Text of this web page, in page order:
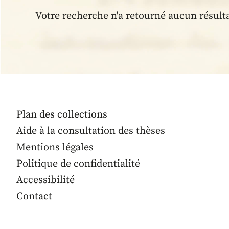
Votre recherche n'a retourné aucun
Plan des collections
Aide à la consultation des thèses
Mentions légales
Politique de confidentialité
Accessibilité
Contact